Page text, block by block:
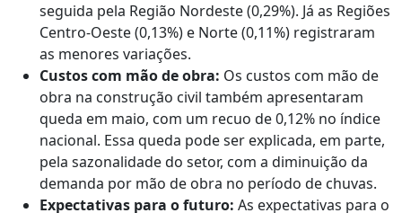
seguida pela Região Nordeste (0,29%). Já as Regiões
Centro-Oeste (0,13%) e Norte (0,11%) registraram
as menores variações.
Custos com mão de obra: Os custos com mão de
obra na construção civil também apresentaram
queda em maio, com um recuo de 0,12% no índice
nacional. Essa queda pode ser explicada, em parte,
pela sazonalidade do setor, com a diminuição da
demanda por mão de obra no período de chuvas.
Expectativas para o futuro: As expectativas para o